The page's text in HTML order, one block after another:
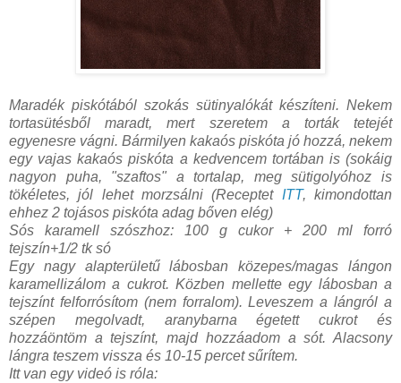
Maradék piskótából szokás sütinyalókát készíteni. Nekem
tortasütésből maradt, mert szeretem a torták tetejét
egyenesre vágni. Bármilyen kakaós piskóta jó hozzá, nekem
egy vajas kakaós piskóta a kedvencem tortában is (sokáig
nagyon puha, "szaftos" a tortalap, meg sütigolyóhoz is
tökéletes, jól lehet morzsálni (Receptet ITT, kimondottan
ehhez 2 tojásos piskóta adag bőven elég)
Sós karamell szószhoz: 100 g cukor + 200 ml forró
tejszín+1/2 tk só
Egy nagy alapterületű lábosban közepes/magas lángon
karamellizálom a cukrot. Közben mellette egy lábosban a
tejszínt felforrósítom (nem forralom). Leveszem a lángról a
szépen megolvadt, aranybarna égetett cukrot és
hozzáöntöm a tejszínt, majd hozzáadom a sót. Alacsony
lángra teszem vissza és 10-15 percet sűrítem.
Itt van egy videó is róla: